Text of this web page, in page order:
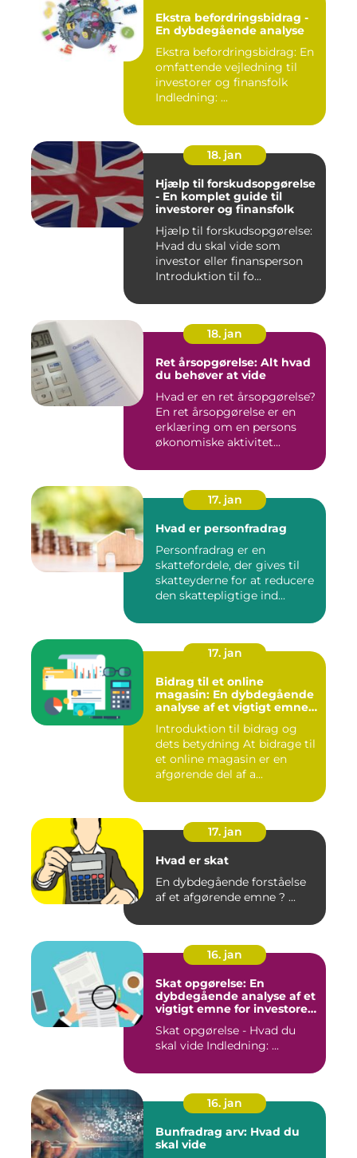
Ekstra befordringsbidrag -
En dybdegående analyse
Ekstra befordringsbidrag: En
omfattende vejledning til
investorer og finansfolk
Indledning: ...
18. jan
Hjælp til forskudsopgørelse
- En komplet guide til
investorer og finansfolk
Hjælp til forskudsopgørelse:
Hvad du skal vide som
investor eller finansperson
Introduktion til fo...
18. jan
Ret årsopgørelse: Alt hvad
du behøver at vide
Hvad er en ret årsopgørelse?
En ret årsopgørelse er en
erklæring om en persons
økonomiske aktivitet...
17. jan
Hvad er personfradrag
Personfradrag er en
skattefordele, der gives til
skatteyderne for at reducere
den skattepligtige ind...
17. jan
Bidrag til et online
magasin: En dybdegående
analyse af et vigtigt emne
Introduktion til bidrag og
dets betydning At bidrage til
et online magasin er en
afgørende del af a...
17. jan
Hvad er skat
En dybdegående forståelse
af et afgørende emne ? ...
16. jan
Skat opgørelse: En
dybdegående analyse af et
vigtigt emne for investorer
Skat opgørelse - Hvad du
skal vide Indledning: ...
16. jan
Bunfradrag arv: Hvad du
skal vide